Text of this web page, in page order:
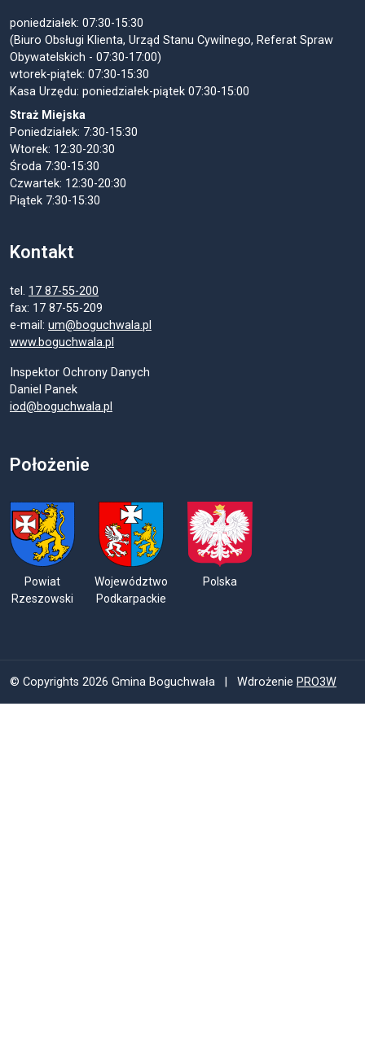
poniedziałek: 07:30-15:30
(Biuro Obsługi Klienta, Urząd Stanu Cywilnego, Referat Spraw
Obywatelskich - 07:30-17:00)
wtorek-piątek: 07:30-15:30
Kasa Urzędu: poniedziałek-piątek 07:30-15:00
Straż Miejska
Poniedziałek: 7:30-15:30
Wtorek: 12:30-20:30
Środa 7:30-15:30
Czwartek: 12:30-20:30
Piątek 7:30-15:30
Kontakt
tel. 17 87-55-200
fax: 17 87-55-209
e-mail: um@boguchwala.pl
www.boguchwala.pl
Inspektor Ochrony Danych
Daniel Panek
iod@boguchwala.pl
Położenie
Powiat
Rzeszowski
Województwo
Podkarpackie
Polska
© Copyrights 2026 Gmina Boguchwała | Wdrożenie PRO3W